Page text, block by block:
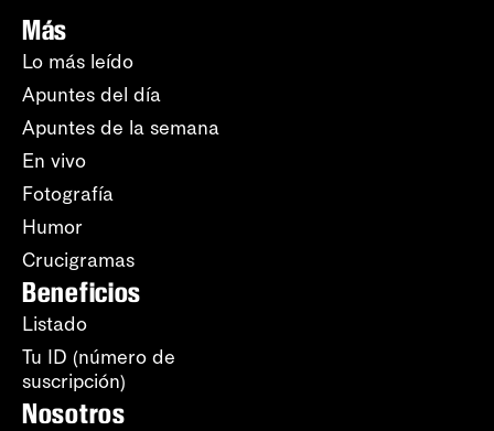
Más
Lo más leído
Apuntes del día
Apuntes de la semana
En vivo
Fotografía
Humor
Crucigramas
Beneficios
Listado
Tu ID (número de
suscripción)
Nosotros